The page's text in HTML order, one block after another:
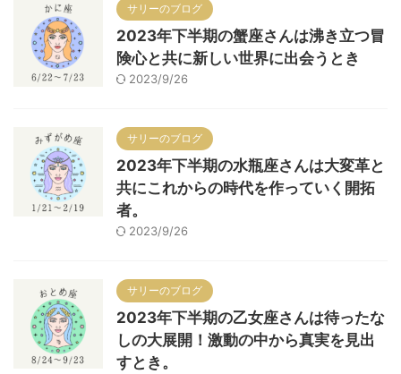
サリーのブログ
2023年下半期の蟹座さんは沸き立つ冒
険心と共に新しい世界に出会うとき
2023/9/26
サリーのブログ
2023年下半期の水瓶座さんは大変革と
共にこれからの時代を作っていく開拓
者。
2023/9/26
サリーのブログ
2023年下半期の乙女座さんは待ったな
しの大展開！激動の中から真実を見出
すとき。